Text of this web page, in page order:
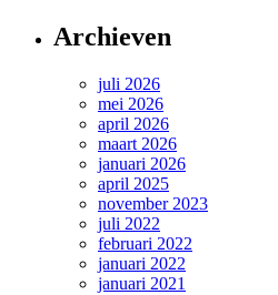
Archieven
juli 2026
mei 2026
april 2026
maart 2026
januari 2026
april 2025
november 2023
juli 2022
februari 2022
januari 2022
januari 2021